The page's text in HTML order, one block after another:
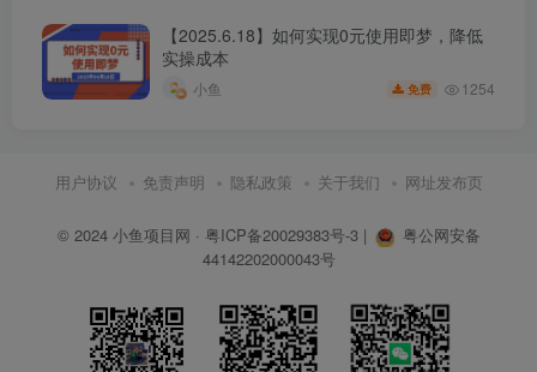
【2025.6.18】如何实现0元使用即梦，降低
实操成本
小鱼 免费 1254
用户协议 免责声明 隐私政策 关于我们 网址发布页
© 2024 小鱼项目网 · 粤ICP备20029383号-3|
粤公网安备
44142202000043号